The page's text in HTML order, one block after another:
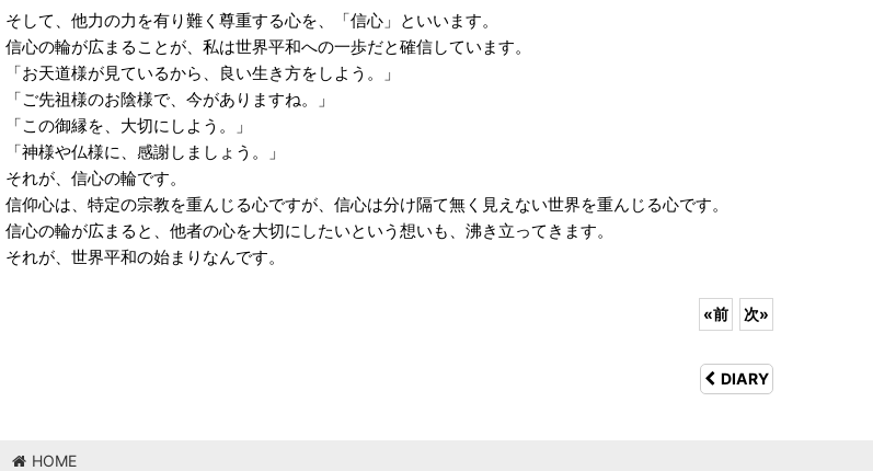
そして、他力の力を有り難く尊重する心を、「信心」といいます。
信心の輪が広まることが、私は世界平和への一歩だと確信しています。
「お天道様が見ているから、良い生き方をしよう。」
「ご先祖様のお陰様で、今がありますね。」
「この御縁を、大切にしよう。」
「神様や仏様に、感謝しましょう。」
それが、信心の輪です。
信仰心は、特定の宗教を重んじる心ですが、信心は分け隔て無く見えない世界を重んじる心です。
信心の輪が広まると、他者の心を大切にしたいという想いも、沸き立ってきます。
それが、世界平和の始まりなんです。
«前 次»
DIARY
HOME